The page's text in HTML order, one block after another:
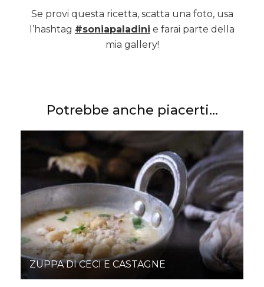
Se provi questa ricetta, scatta una foto, usa
l’hashtag #soniapaladini e farai parte della
mia gallery!
Potrebbe anche piacerti...
ZUPPA DI CECI E CASTAGNE